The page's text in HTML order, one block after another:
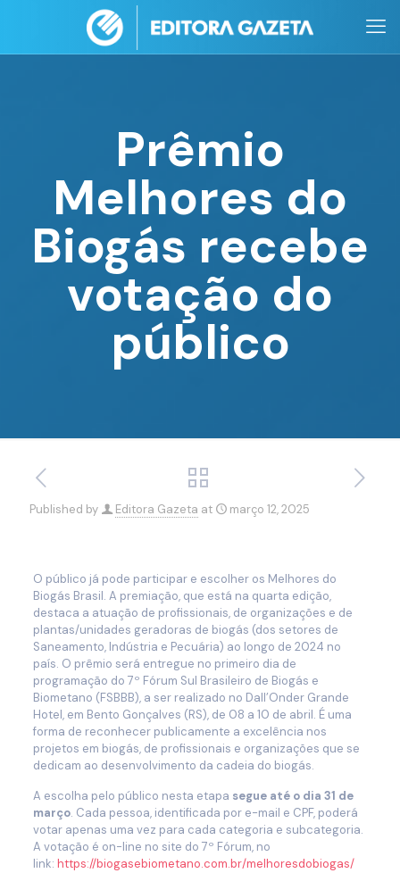
Prêmio
Melhores do
Biogás recebe
votação do
público
Published by Editora Gazeta at março 12, 2025
O público já pode participar e escolher os Melhores do
Biogás Brasil. A premiação, que está na quarta edição,
destaca a atuação de profissionais, de organizações e de
plantas/unidades geradoras de biogás (dos setores de
Saneamento, Indústria e Pecuária) ao longo de 2024 no
país. O prêmio será entregue no primeiro dia de
programação do 7º Fórum Sul Brasileiro de Biogás e
Biometano (FSBBB), a ser realizado no Dall’Onder Grande
Hotel, em Bento Gonçalves (RS), de 08 a 10 de abril. É uma
forma de reconhecer publicamente a excelência nos
projetos em biogás, de profissionais e organizações que se
dedicam ao desenvolvimento da cadeia do biogás.
A escolha pelo público nesta etapa segue até o dia 31 de
março. Cada pessoa, identificada por e-mail e CPF, poderá
votar apenas uma vez para cada categoria e subcategoria.
A votação é on-line no site do 7º Fórum, no
link: https://biogasebiometano.com.br/melhoresdobiogas/